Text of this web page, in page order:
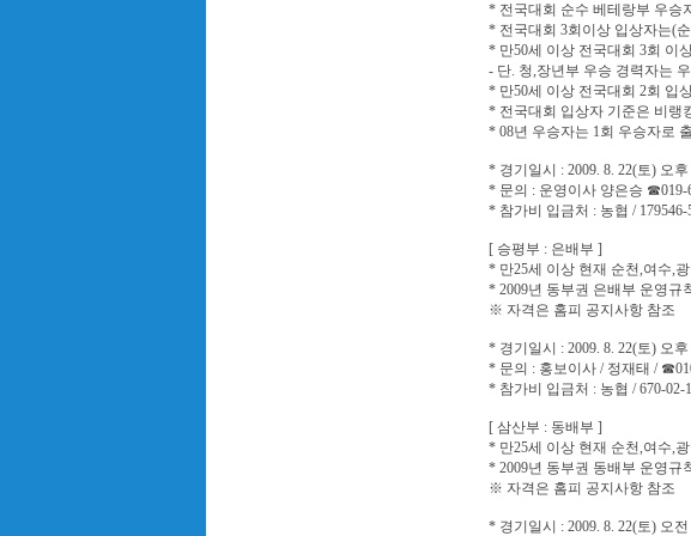
* 전국대회 순수 베테랑부 우승
* 전국대회 3회이상 입상자는(
* 만50세 이상 전국대회 3회 이
- 단. 청,장년부 우승 경력자는
* 만50세 이상 전국대회 2회 입
* 전국대회 입상자 기준은 비랭
* 08년 우승자는 1회 우승자로
* 경기일시 : 2009. 8. 22(토) 오후
* 문의 : 운영이사 양은승 ☎019-
* 참가비 입금처 : 농협 /
[ 승평부 : 은배부 ]
* 만25세 이상 현재 순천,여수,
* 2009년 동부권 은배부 운영규
※ 자격은 홈피 공지사항 참조
* 경기일시 : 2009. 8. 22(토) 오후
* 문의 : 홍보이사 / 정재태 /
* 참가비 입금처 : 농협 / 670-02-
[ 삼산부 : 동배부 ]
* 만25세 이상 현재 순천,여수,
* 2009년 동부권 동배부 운영규
※ 자격은 홈피 공지사항 참조
* 경기일시 : 2009. 8. 22(토) 오전